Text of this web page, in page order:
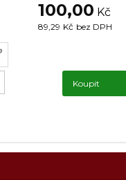
100,00 Kč
89,29 Kč bez DPH
Koupit